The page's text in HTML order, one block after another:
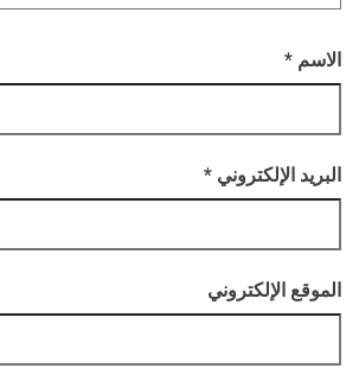
الاسم *
البريد الإلكتروني *
الموقع الإلكتروني